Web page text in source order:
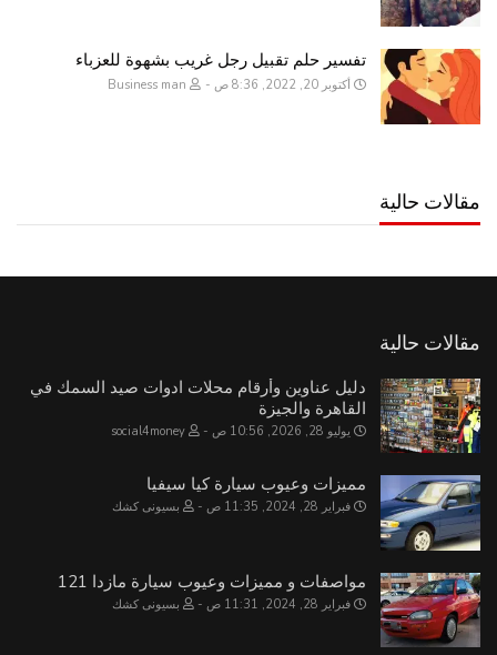
تفسير حلم تقبيل رجل غريب بشهوة للعزباء
أكتوبر 20, 2022, 8:36 ص
مقالات حالية
مقالات حالية
دليل عناوين وأرقام محلات ادوات صيد السمك في
القاهرة والجيزة
يوليو 28, 2026, 10:56 ص
مميزات وعيوب سيارة كيا سيفيا
فبراير 28, 2024, 11:35 ص بسيونى كشك
مواصفات و مميزات وعيوب سيارة مازدا 121
فبراير 28, 2024, 11:31 ص بسيونى كشك